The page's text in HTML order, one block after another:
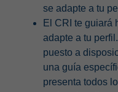
se adapte a tu
El CRI te guiará
adapte a tu
puesto a
una guía
presenta todos